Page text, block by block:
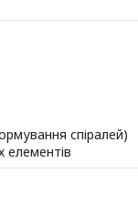
спіралей)
елементів